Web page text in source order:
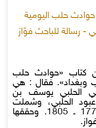
حلب اليومية
- رسالة للباحث فوّاز
كتاب «حوادث حلب
وبغداد». فقال : هي
الحلبي يوسف بن
الحلبي، وشملت
الفترة الممتدة بين عامي 1771 ـ 1805. وحققها